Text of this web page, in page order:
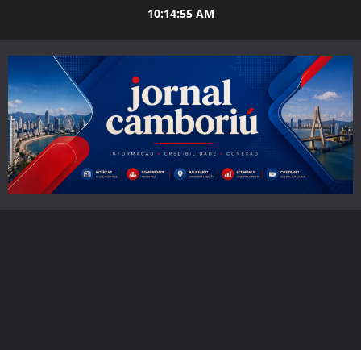
10:14:56 AM